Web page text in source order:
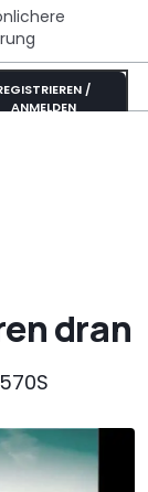
/
ANMELDEN
dran